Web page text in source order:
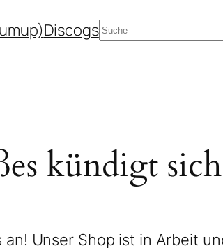
DiscogsSuchen
kündigt
Unser Shop ist in Arbeit